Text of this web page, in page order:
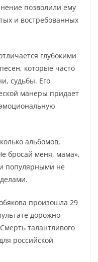
позволили ему
и востребованных
глубокими
которые часто
судьбы. Его
манеры придает
альбомов,
бросай меня, мама»,
популярными не
произошла 29
дорожно-
талантливого
российской